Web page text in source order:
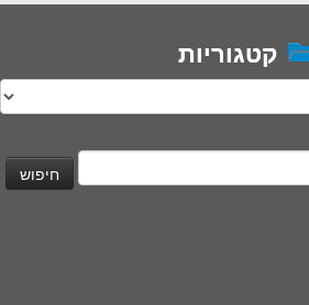
קטגוריות